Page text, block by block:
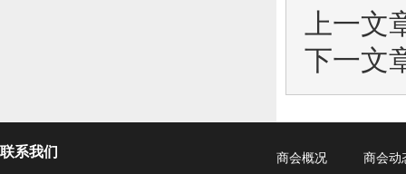
上一文
下一文
联系我们 商会概况 商会动